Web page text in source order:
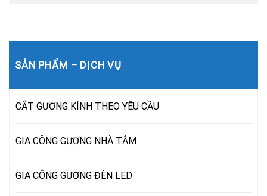
SẢN PHẨM – DỊCH VỤ
CẮT GƯƠNG KÍNH THEO YÊU CẦU
GIA CÔNG GƯƠNG NHÀ TẮM
GIA CÔNG GƯƠNG ĐÈN LED